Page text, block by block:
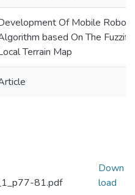
Of Mobile Robot
based On The
Terrain Map
81.pdf
Down
load